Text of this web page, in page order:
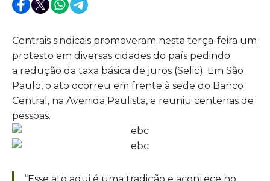
Centrais sindicais promoveram nesta terça-feira um
protesto em diversas cidades do país pedindo
a redução da taxa básica de juros (Selic). Em São
Paulo, o ato ocorreu em frente à sede do Banco
Central, na Avenida Paulista, e reuniu centenas de
pessoas.